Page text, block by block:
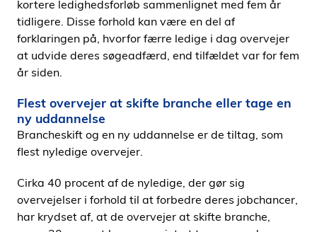
kortere ledighedsforløb sammenlignet med fem år
tidligere. Disse forhold kan være en del af
forklaringen på, hvorfor færre ledige i dag overvejer
at udvide deres søgeadfærd, end tilfældet var for fem
år siden.
Flest overvejer at skifte branche eller tage en
ny uddannelse
Brancheskift og en ny uddannelse er de tiltag, som
flest nyledige overvejer.
Cirka 40 procent af de nyledige, der gør sig
overvejelser i forhold til at forbedre deres jobchancer,
har krydset af, at de overvejer at skifte branche,